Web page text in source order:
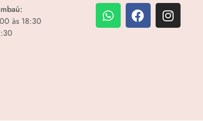
às 18:30